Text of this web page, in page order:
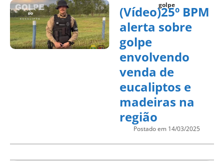
golpe
(Vídeo)25º BPM
alerta sobre
golpe
envolvendo
venda de
eucaliptos e
madeiras na
região
Postado em 14/03/2025